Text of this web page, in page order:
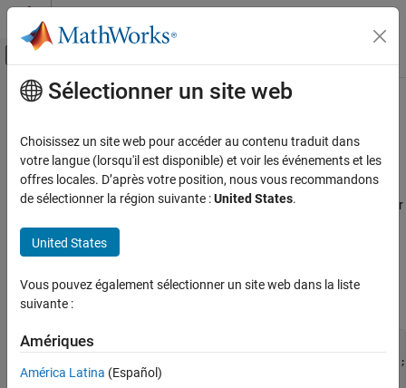
Passer au contenu
Activer/désactiver l'affichage du menu
Accueil de la documentation
External Language Interfaces
.NET with MATLAB
Call .NET from MATLAB
Work with Microsoft Word Documents Using
ON THIS PAGE
Contenu principal
Work with
Documents Using .NET
This example forMicrosoft®.NET Framework uses classes from
theMicrosoft.Office.Interop.Word.ApplicationClass
class. For
versions ofMicrosoft Word
This code creates a Word document:
NET.addAssembly(
wordApp = Microsoft.Office.Interop.Word.ApplicationClass;
wordDoc = wordApp.Documents;
Sélectionner un site web
Choisissez un site web pour accéder au contenu traduit dans
votre langue (lorsqu'il est disponible) et voir les événements et les
offres locales. D’après votre position, nous vous recommandons
de sélectionner la région suivante :United States.
United States
Vous pouvez également sélectionner un site web dans la liste
suivante :
Amériques
América Latina (Español)